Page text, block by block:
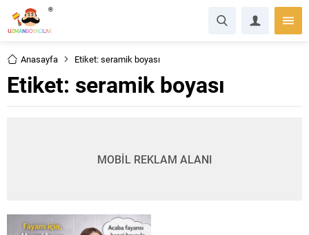
Anasayfa Etiket: seramik boyası
Etiket: seramik boyası
MOBİL REKLAM ALANI